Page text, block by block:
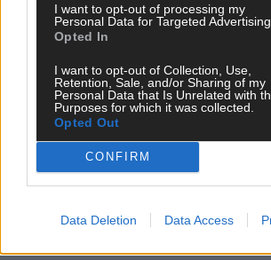
I want to opt-out of processing my
Personal Data for Targeted Advertising.
Opted In
I want to opt-out of Collection, Use,
Retention, Sale, and/or Sharing of my
Personal Data that Is Unrelated with
Purposes for which it was collected.
Opted Out
CONFIRM
Data Deletion Data Access
Juni 2026
DARA gewinnt verdient, Israel
unser Kommentar zum ESC 2026
KOMMENTAR
KOMMENTAR
ESC-Finale morgen: Finnland Favorit,